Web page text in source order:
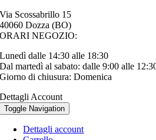
Via Scossabrillo 15
40060 Dozza (BO)
ORARI NEGOZIO:
Lunedì dalle 14:30 alle 18:30
Dal martedì al sabato: dalle 9:00 alle
Giorno di chiusura: Domenica
Dettagli Account
Toggle Navigation
Dettagli account